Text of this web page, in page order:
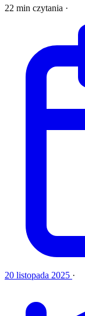
22 min czytania ·
20 listopada 2025 ·